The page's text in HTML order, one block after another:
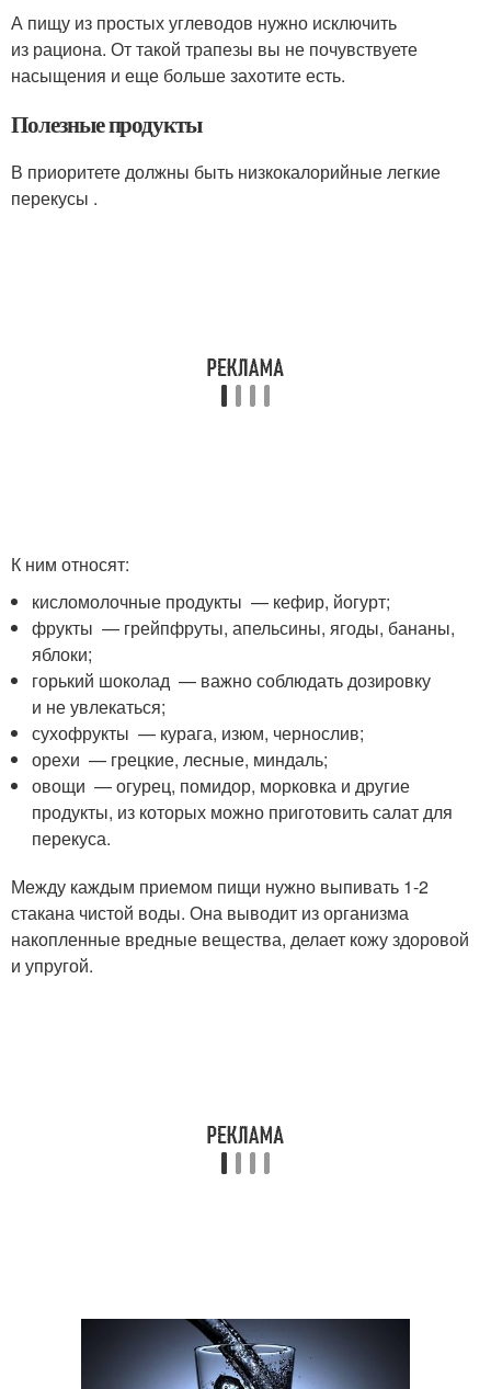
А пищу из простых углеводов нужно исключить
из рациона. От такой трапезы вы не почувствуете
насыщения и еще больше захотите есть.
Полезные продукты
В приоритете должны быть низкокалорийные легкие
перекусы .
К ним относят:
кисломолочные продукты — кефир, йогурт;
фрукты — грейпфруты, апельсины, ягоды, бананы,
яблоки;
горький шоколад — важно соблюдать дозировку
и не увлекаться;
сухофрукты — курага, изюм, чернослив;
орехи — грецкие, лесные, миндаль;
овощи — огурец, помидор, морковка и другие
продукты, из которых можно приготовить салат для
перекуса.
Между каждым приемом пищи нужно выпивать 1-2
стакана чистой воды. Она выводит из организма
накопленные вредные вещества, делает кожу здоровой
и упругой.